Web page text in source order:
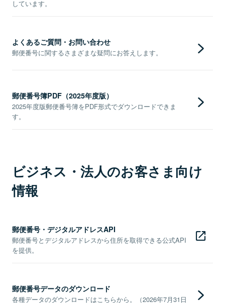
しています。
よくあるご質問・お問い合わせ
郵便番号に関するさまざまな疑問にお答えします。
郵便番号簿PDF（2025年度版）
2025年度版郵便番号簿をPDF形式でダウンロードできま
す。
ビジネス・法人のお客さま向け
情報
郵便番号・デジタルアドレスAPI
郵便番号とデジタルアドレスから住所を取得できる公式API
を提供。
郵便番号データのダウンロード
各種データのダウンロードはこちらから。（2026年7月31日